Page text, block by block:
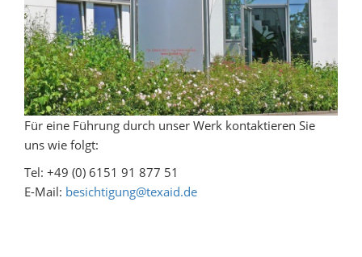
Für eine Führung durch unser Werk kontaktieren Sie
uns wie folgt:
Tel: +49 (0) 6151 91 877 51
E-Mail: besichtigung@texaid.de